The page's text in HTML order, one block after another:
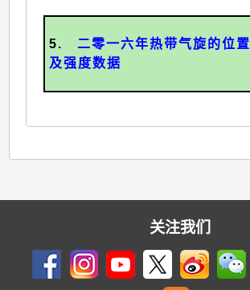
5.
二零一六年热带气旋的位置
及强度数据
关注我们